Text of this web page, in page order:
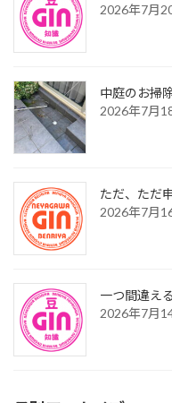
2026年7月
中庭のお掃
2026年7月
ただ、ただ
2026年7月
一つ間違え
2026年7月